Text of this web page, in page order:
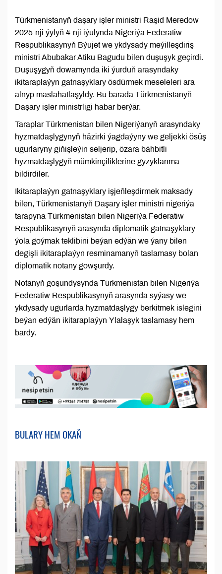
Türkmenistanyň daşary işler ministri Raşid Meredow
2025-nji ýylyň 4-nji iýulynda Nigeriýa Federatiw
Respublikasynyň Býujet we ykdysady meýilleşdiriş
ministri Abubakar Atiku Bagudu bilen duşuşyk geçirdi.
Duşuşygyň dowamynda iki ýurduň arasyndaky
ikitaraplaýyn gatnaşyklary ösdürmek meseleleri ara
alnyp maslahatlaşyldy. Bu barada Türkmenistanyň
Daşary işler ministrligi habar berýär.
Taraplar Türkmenistan bilen Nigeriýanyň arasyndaky
hyzmatdaşlygynyň häzirki ýagdaýyny we geljekki ösüş
ugurlaryny giňişleýin seljerip, özara bähbitli
hyzmatdaşlygyň mümkinçiliklerine gyzyklanma
bildirdiler.
Ikitaraplaýyn gatnaşyklary işjeňleşdirmek maksady
bilen, Türkmenistanyň Daşary işler ministri nigeriýa
tarapyna Türkmenistan bilen Nigeriýa Federatiw
Respublikasynyň arasynda diplomatik gatnaşyklary
ýola goýmak teklibini beýan edýän we ýany bilen
degişli ikitaraplaýyn resminamanyň taslamasy bolan
diplomatik notany gowşurdy.
Notanyň goşundysynda Türkmenistan bilen Nigeriýa
Federatiw Respublikasynyň arasynda syýasy we
ykdysady ugurlarda hyzmatdaşlygy berkitmek islegini
beýan edýän ikitaraplaýyn Ylalaşyk taslamasy hem
bardy.
BULARY HEM OKAŇ